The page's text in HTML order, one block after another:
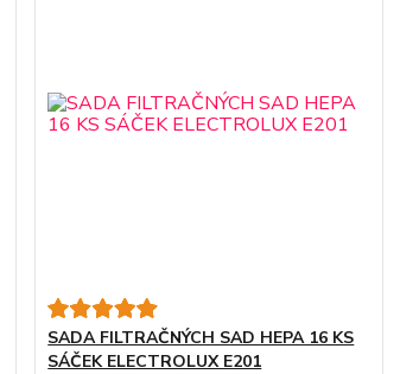
SADA FILTRAČNÝCH SAD HEPA 16 KS
SÁČEK ELECTROLUX E201